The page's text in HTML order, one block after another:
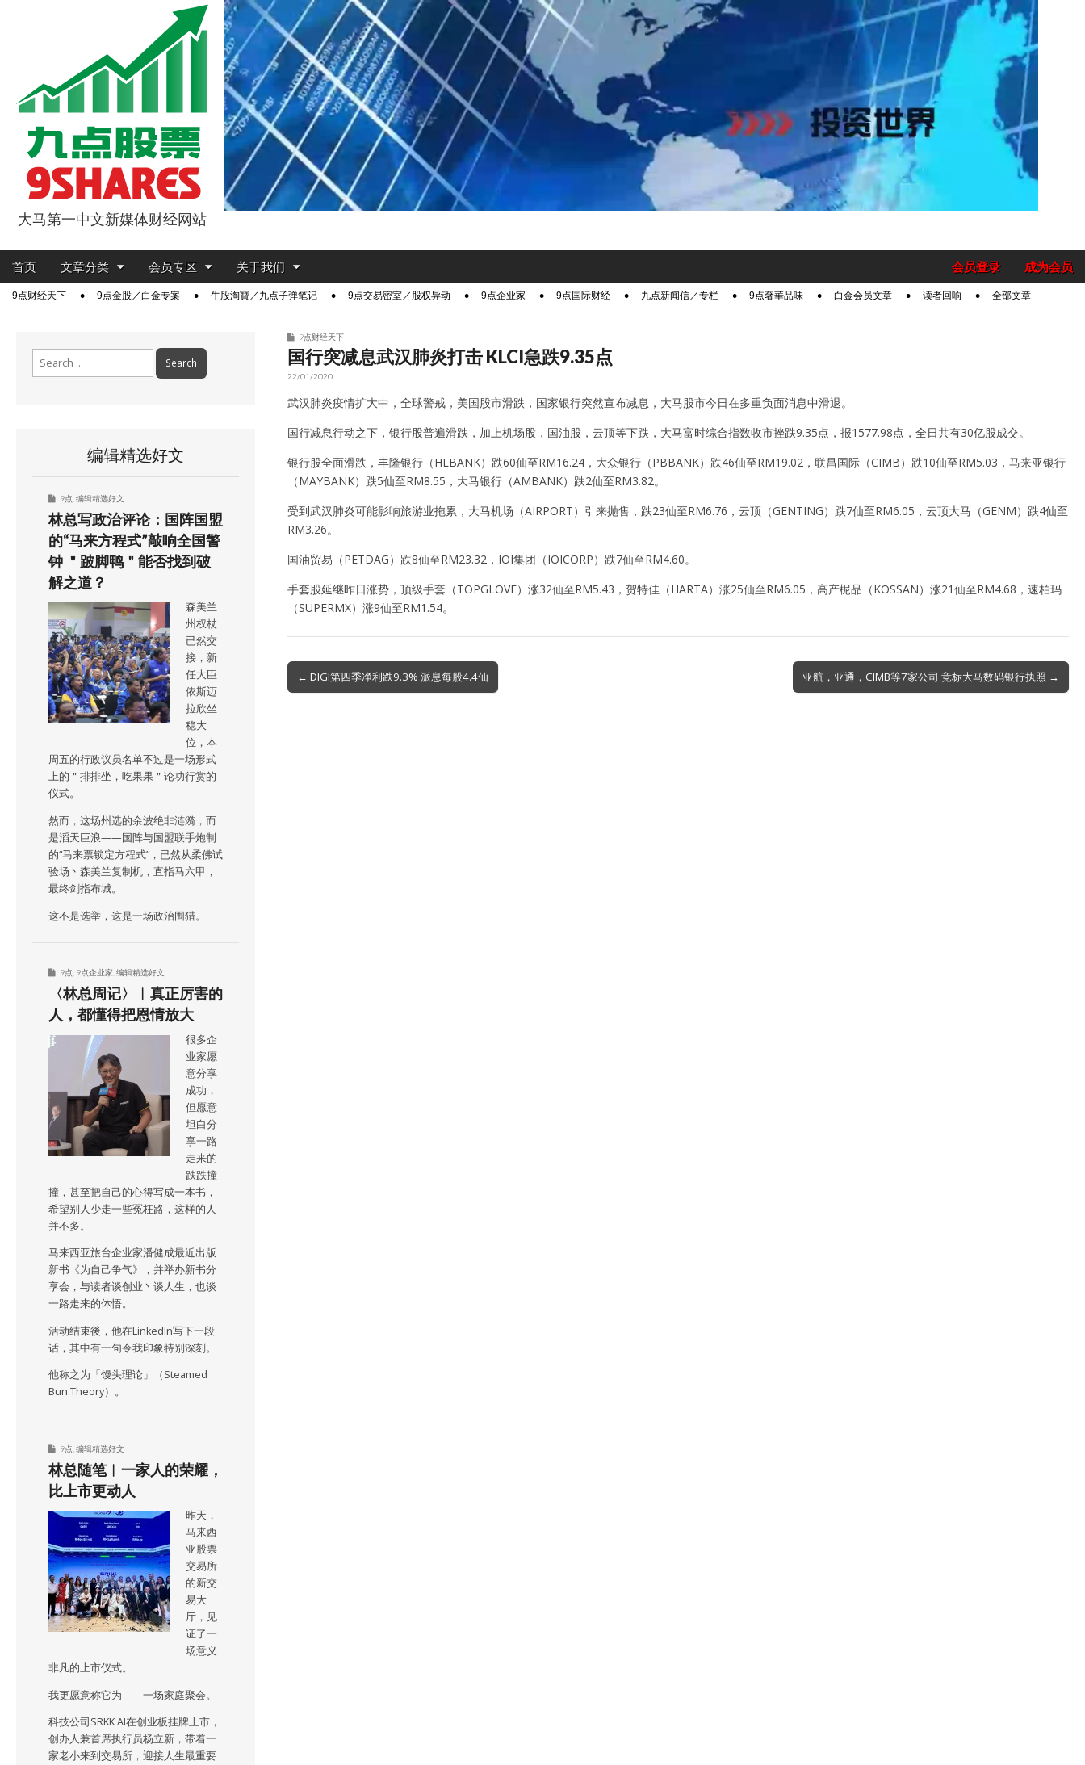
9点股票
大马第一中文新媒体财经网站
Main
Skip
content
首页 文章分类 会员专区 关于我们 成为会员
会员登录
Sub9点财经天下 9点金股／白金专案 牛股淘寶／九点子弹笔记 9点交易密室／股权异动 9点企业家 9点国际财经 九点新闻信／专栏 9点奢華品味 白金会员文章 读者回响 全部文章
9点财经天下
国行突减息武汉肺炎打击 KLCI急跌9.35点
22/01/2020
武汉肺炎疫情扩大中，全球警戒，美国股市滑跌，国家银行突然宣布减息，大马股市今日在多重负面消息中滑退。
国行减息行动之下，银行股普遍滑跌，加上机场股，国油股，云顶等下跌，大马富时综合指数收市挫跌9.35点，报1577.98点，全日共有30亿股成交。
银行股全面滑跌，丰隆银行（HLBANK）跌60仙至RM16.24，大众银行（PBBANK）跌46仙至RM19.02，联昌国际（CIMB）跌10仙至RM5.03，马来亚银行
（MAYBANK）跌5仙至RM8.55，大马银行（AMBANK）跌2仙至RM3.82。
受到武汉肺炎可能影响旅游业拖累，大马机场（AIRPORT）引来抛售，跌23仙至RM6.76，云顶（GENTING）跌7仙至RM6.05，云顶大马（GENM）跌4仙至
RM3.26。
国油贸易（PETDAG）跌8仙至RM23.32，IOI集团（IOICORP）跌7仙至RM4.60。
手套股延继昨日涨势，顶级手套（TOPGLOVE）涨32仙至RM5.43，贺特佳（HARTA）涨25仙至RM6.05，高产柅品（KOSSAN）涨21仙至RM4.68，速柏玛
（SUPERMX）涨9仙至RM1.54。
Post
navigation
← DIGI第四季净利跌9.3% 派息每股4.4仙 亚航，亚通，CIMB等7家公司 竞标大马数码银行执照 →
编辑精选好文
9点 编辑精选好文
林总写政治评论：国阵国盟
的“马来方程式”敲响全国警
钟 ＂跛脚鸭＂能否找到破
解之道？
森美兰
州权杖
已然交
接，新
任大臣
依斯迈
拉欣坐
稳大
位，本
周五的行政议员名单不过是一场形式
上的＂排排坐，吃果果＂论功行赏的
仪式。
然而，这场州选的余波绝非涟漪，而
是滔天巨浪——国阵与国盟联手炮制
的“马来票锁定方程式”，已然从柔佛试
验场丶森美兰复制机，直指马六甲，
最终剑指布城。
这不是选举，这是一场政治围猎。
9点 9点企业家 编辑精选好文
〈林总周记〉︱真正厉害的
人，都懂得把恩情放大
很多企
业家愿
意分享
成功，
但愿意
坦白分
享一路
走来的
跌跌撞
撞，甚至把自己的心得写成一本书，
希望别人少走一些冤枉路，这样的人
并不多。
马来西亚旅台企业家潘健成最近出版
新书《为自己争气》，并举办新书分
享会，与读者谈创业丶谈人生，也谈
一路走来的体悟。
活动结束後，他在LinkedIn写下一段
话，其中有一句令我印象特别深刻。
他称之为「馒头理论」（Steamed
Bun Theory）。
9点 编辑精选好文
林总随笔︱一家人的荣耀，
比上市更动人
昨天，
马来西
亚股票
交易所
的新交
易大
厅，见
证了一
场意义
非凡的上市仪式。
我更愿意称它为——一场家庭聚会。
科技公司SRKK AI在创业板挂牌上市，
创办人兼首席执行员杨立新，带着一
家老小来到交易所，迎接人生最重要